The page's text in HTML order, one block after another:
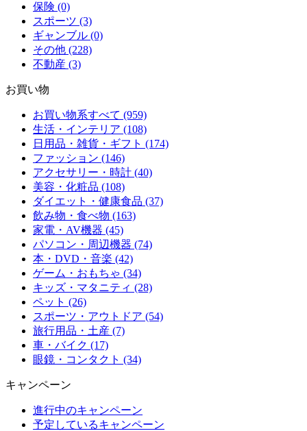
保険 (0)
スポーツ (3)
ギャンブル (0)
その他 (228)
不動産 (3)
お買い物
お買い物系すべて (959)
生活・インテリア (108)
日用品・雑貨・ギフト (174)
ファッション (146)
アクセサリー・時計 (40)
美容・化粧品 (108)
ダイエット・健康食品 (37)
飲み物・食べ物 (163)
家電・AV機器 (45)
パソコン・周辺機器 (74)
本・DVD・音楽 (42)
ゲーム・おもちゃ (34)
キッズ・マタニティ (28)
ペット (26)
スポーツ・アウトドア (54)
旅行用品・土産 (7)
車・バイク (17)
眼鏡・コンタクト (34)
キャンペーン
進行中のキャンペーン
予定しているキャンペーン